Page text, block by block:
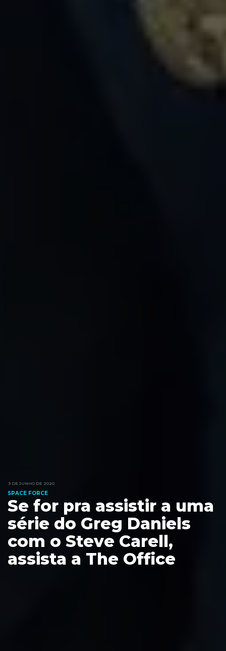
3 DE JUNHO DE 2020
SPACE FORCE
Se for pra assistir a uma
série do Greg Daniels
com o Steve Carell,
assista a The Office